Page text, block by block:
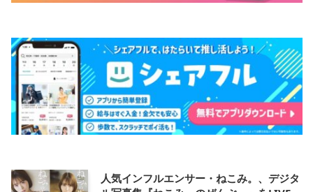
人気インフルエンサー・ねこみ。、デジタ